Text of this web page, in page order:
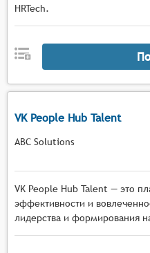
HRTech.
VK People Hub Talent
ABC Solutions
VK People Hub Talent — это
эффективности и
лидерства и формирования